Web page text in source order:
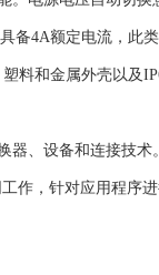
备4A额定电流，此
料和金属外壳以及
器、设备和连接技术
作，针对应用程序